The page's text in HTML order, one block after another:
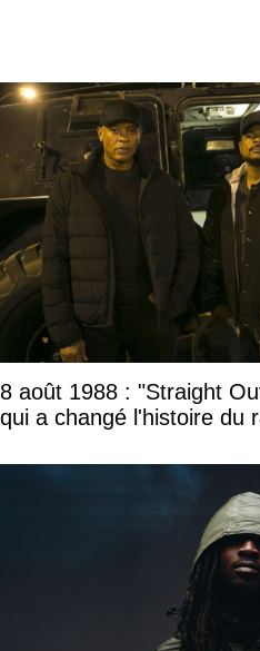
8 août 1988 : "Straight
qui a changé l'histoire du